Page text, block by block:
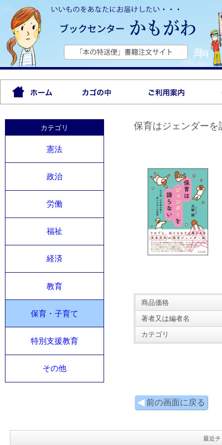
カテゴリ
憲法
政治
労働
福祉
経済
教育
保育・子育て
特別支援教育
その他
保育はジェンダーを
商品価格
著者又は編者名
カテゴリ
前の画面に戻る
最近